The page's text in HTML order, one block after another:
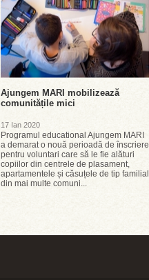
Ajungem MARI mobilizează
comunitățile mici
17 Ian 2020
Programul educational Ajungem MARI
a demarat o nouă perioadă de înscriere
pentru voluntari care să le fie alături
copiilor din centrele de plasament,
apartamentele și căsuțele de tip familial
din mai multe comuni...